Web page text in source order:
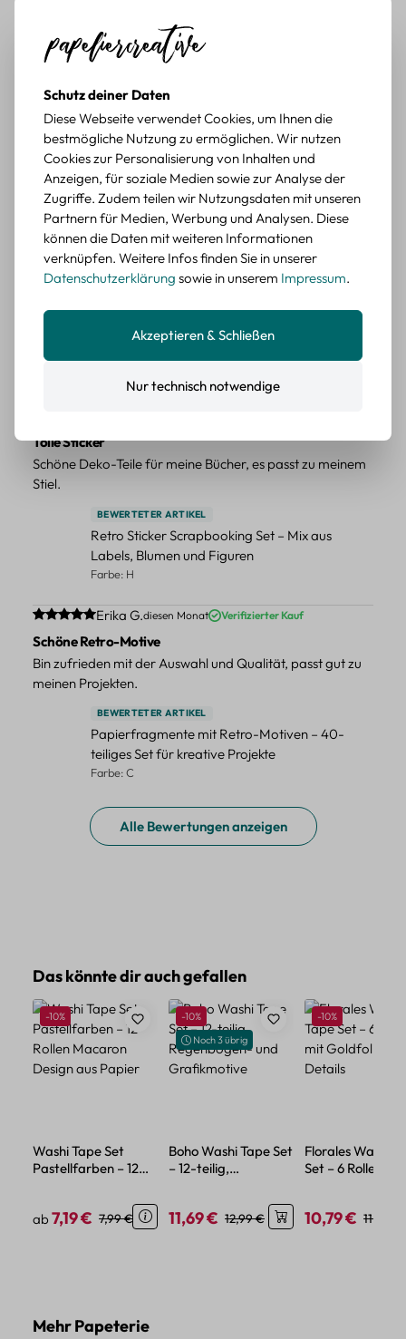
Durchschnittliche Bewertung von 5 von 5 Sternen
Erika G. diesen Monat
Schöne Motive
würde sie wieder kaufen.
BEWERTETER ARTIKEL
Retro Briefmarken Sticker Set – 45 Papier-
Sticker mit Wald- und Tiermotiven
Durchschnittliche Bewertung von 5 von 5 Sternen
Erika G.diesen Monat Verifizierter Kauf
Schöne Motive
Die Sticker passen gut zu meinen Büchern, würde sie
wieder kaufen.
Retro Blumen Sticker Set – 45 Stück mit 15
Tolle Sticker
Schöne Deko-Teile für meine Bücher, es passt zu meinem
Stiel.
BEWERTETER ARTIKEL
Retro Sticker Scrapbooking Set – Mix aus
Labels, Blumen und Figuren
Farbe: H
Durchschnittliche Bewertung von 5 von 5 Sternen
Erika G.diesen Monat Verifizierter Kauf
Schöne Retro-Motive
Bin zufrieden mit der Auswahl und Qualität, passt gut zu
meinen Projekten.
BEWERTETER ARTIKEL
Papierfragmente mit Retro-Motiven – 40-
teiliges Set für kreative Projekte
Farbe: C
Alle Bewertungen anzeigen
Produktgalerie überspringen
Das könnte dir auch gefallen
Rabatt
-10%
Washi Tape Set
Pastellfarben – 12
Design aus Papier
Verkaufspreis:
ab7,19 € Regulärer Preis:
7,99 €
Rabatt
-10%
Noch 3 übrig
Boho Washi Tape Set
– 12-teilig,
Verkaufspreis:
11,69 € Regulärer Preis:
12,99 €
Rabatt
-10%
Florales Washi-
Set – 6 Rollen mit
Verkaufspreis:
10,79 € 11,99 €
Produktgalerie überspringen
Mehr Papeterie
Schutz deiner Daten
Diese Webseite verwendet Cookies, um Ihnen die
bestmögliche Nutzung zu ermöglichen. Wir nutzen
Cookies zur Personalisierung von Inhalten und
Anzeigen, für soziale Medien sowie zur Analyse der
Zugriffe. Zudem teilen wir Nutzungsdaten mit unseren
Partnern für Medien, Werbung und Analysen. Diese
können die Daten mit weiteren Informationen
verknüpfen. Weitere Infos finden Sie in unserer
Datenschutzerklärung sowie in unserem Impressum.
Nur technisch notwendige
Akzeptieren & Schließen